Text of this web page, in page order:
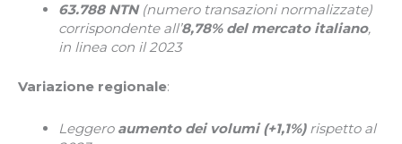
63.788 NTN (numero transazioni normalizzate)
corrispondente all’8,78% del mercato italiano,
in linea con il 2023
Variazione regionale:
Leggero aumento dei volumi (+1,1%)rispetto al